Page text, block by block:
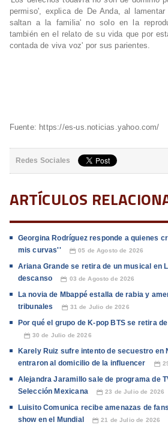
permiso', explica de De Anda, al
saltan a la familia' no solo en la
también en el relato de su vida que por
contada de viva voz' por sus parientes.
Fuente: https://es-us.noticias.yahoo.com/
Redes Sociales
ARTÍCULOS
Georgina Rodríguez responde a quienes
mis curvas''
📅 05 de Agosto de 2026
Ariana Grande se retira de un musical en
descanso
📅 03 de Agosto de 2026
La novia de Mbappé estalla de rabia y
tribunales
📅 31 de Julio de 2026
Por qué el grupo de K-pop BTS se retira
📅 30 de Julio de 2026
Karely Ruiz sufre intento de secuestro en
entraron al domicilio de la influencer
📅
Alejandra Jaramillo sale de programa de
Selección Mexicana
📅 23 de Julio de 2026
Luisito Comunica recibe amenazas de
show en el Mundial
📅 21 de Julio de 2026